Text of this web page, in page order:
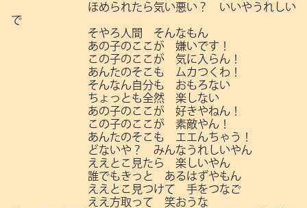
ほめられたら気い悪い？ いいやうれしい
で
そやろ人間 そんなもん
あの子のここが 嫌いです！
この子のここが 気に入らん！
あんたのそこも ムカつくわ！
そんなん自分も おもろない
ちょっとも全然 楽しない
あの子のここが 好きやねん！
この子のここが 素敵やん！
あんたのそこも エエんちゃう！
どないや？ みんなうれしいやん
ええとこ見たら 楽しいやん
誰でもきっと あるはずやもん
ええとこ見つけて 手をつなご
ええ方取って 笑おうな